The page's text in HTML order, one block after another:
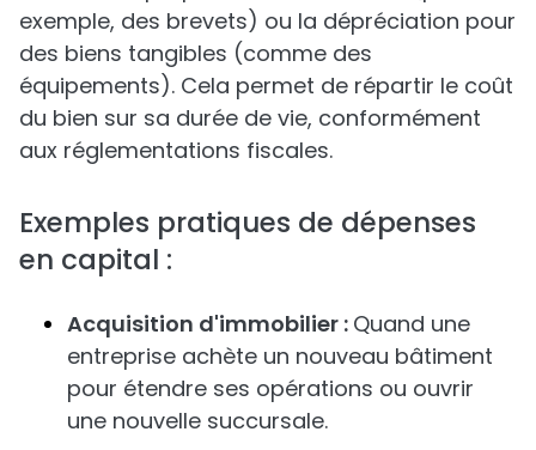
exemple, des brevets) ou la dépréciation pour
des biens tangibles (comme des
équipements). Cela permet de répartir le coût
du bien sur sa durée de vie, conformément
aux réglementations fiscales.
Exemples pratiques de dépenses
en capital :
Acquisition d'immobilier : Quand une
entreprise achète un nouveau bâtiment
pour étendre ses opérations ou ouvrir
une nouvelle succursale.